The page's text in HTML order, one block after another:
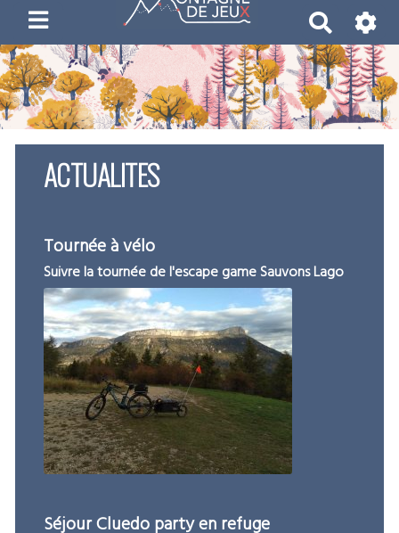
e
c
h
e
ACTUALITES
Tournée à vélo
Suivre la tournée de l'escape game Sauvons Lago
Séjour Cluedo party en refuge